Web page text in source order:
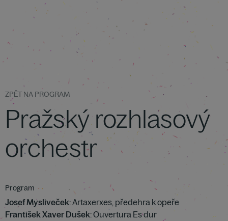
ZPĚT NA PROGRAM
Pražský rozhlasový
orchestr
Program
Josef Mysliveček: Artaxerxes, předehra k opeře
František Xaver Dušek: Ouvertura Es dur